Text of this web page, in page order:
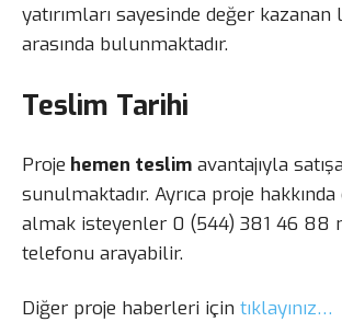
yatırımları sayesinde değer
arasında bulunmaktadır.
Teslim Tarihi
Proje hemen teslim avantajıyla satışa
sunulmaktadır. Ayrıca proje
almak isteyenler 0 (544) 381 46 88
telefonu arayabilir.
Diğer proje haberleri için tıklayınız…